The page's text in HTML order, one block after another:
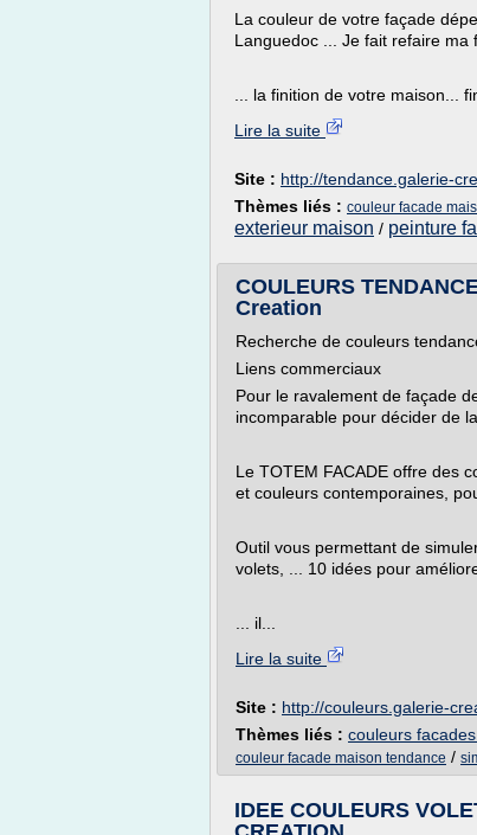
La couleur de votre façade
Languedoc ... Je fait refaire ma
... la finition de votre maison...
Lire la suite
Site : http://tendance.galerie-
Thèmes liés : couleur facade
exterieur maison / peinture
COULEURS
Creation
Recherche de couleurs
Liens commerciaux
Pour le ravalement de façade
incomparable pour décider de
Le TOTEM FACADE offre des
et couleurs contemporaines,
Outil vous permettant de
volets, ... 10 idées pour
... il...
Lire la suite
Site : http://couleurs.galerie-
Thèmes liés : couleurs
couleur facade maison tendance /
IDEE COULEURS